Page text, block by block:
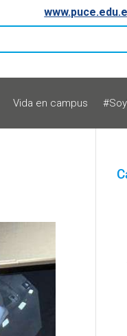
Vida en campus